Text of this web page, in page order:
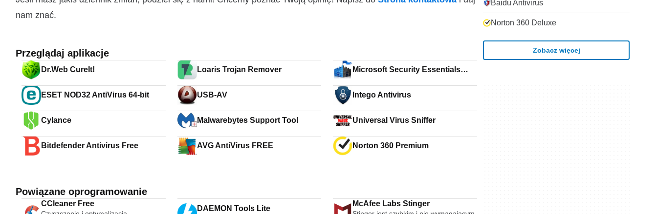
nam znać.
Przeglądaj aplikacje
Dr.Web CureIt! Loaris Trojan Remover
Microsoft Security Essentials
ESET NOD32 AntiVirus 64-bit
USB-AV Intego Antivirus
Cylance Malwarebytes Support Tool Universal Virus Sniffer
Bitdefender Antivirus Free AVG AntiVirus FREE Norton 360 Premium
Powiązane oprogramowanie
CCleaner Free
DAEMON Tools Lite
McAfee Labs Stinger
Baidu Antivirus
Norton 360 Deluxe
Zobacz więcej